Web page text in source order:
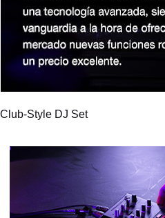
Club-Style DJ Set